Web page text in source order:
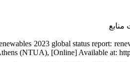
2023 global status report:
(NTUA), [Online] Available at: